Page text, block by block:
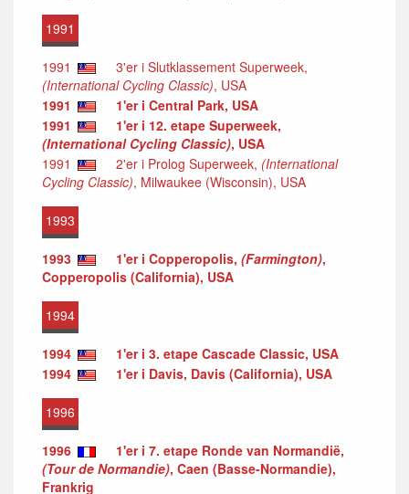
1991
1991
3'er i Slutklassement Superweek,
(International Cycling Classic), USA
1991
1'er i Central Park, USA
1991
1'er i 12. etape Superweek,
(International Cycling Classic), USA
1991
2'er i Prolog Superweek, (International
Cycling Classic), Milwaukee (Wisconsin), USA
1993
1993 1'er i Copperopolis, (Farmington),
Copperopolis (California), USA
1994
1994
1'er i 3. etape Cascade Classic, USA
1994
1'er i Davis, Davis (California), USA
1996
1996
1'er i 7. etape Ronde van Normandië,
(Tour de Normandie), Caen (Basse-Normandie),
Frankrig